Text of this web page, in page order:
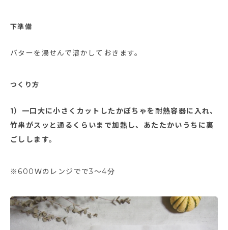
下準備
バターを湯せんで溶かしておきます。
つくり方
1）一口大に小さくカットしたかぼちゃを耐熱容器に入れ、
竹串がスッと通るくらいまで加熱し、あたたかいうちに裏
ごしします。
※600Ｗのレンジでで3～4分